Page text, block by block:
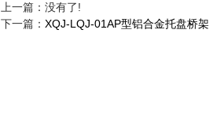
上一篇： 没有了!
下一篇： XQJ-LQJ-01AP型铝合金托盘桥架